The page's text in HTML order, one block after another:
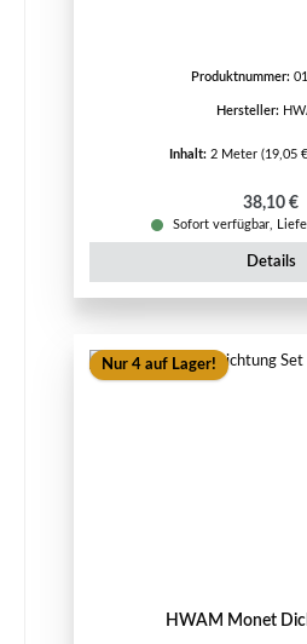
Produktnummer:
Hersteller:
Inhalt: 2 Meter (19,05
38,10 €
Sofort verfügbar,
Details
Nur 4 auf Lager!
HWAM Monet